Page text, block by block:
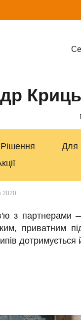
Рішення Для
2020
з партнерами
приватним